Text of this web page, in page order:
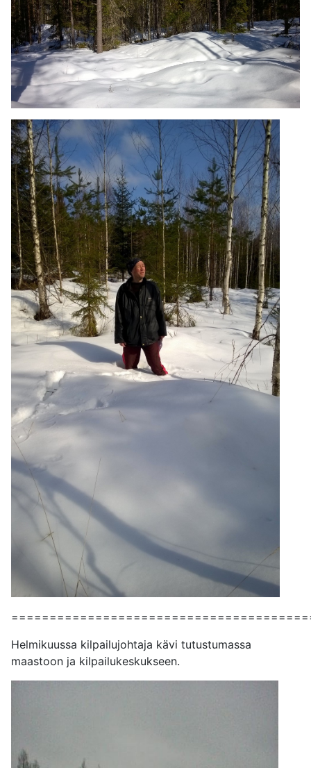
Helmikuussa kilpailujohtaja kävi tutustumassa
maastoon ja kilpailukeskukseen.